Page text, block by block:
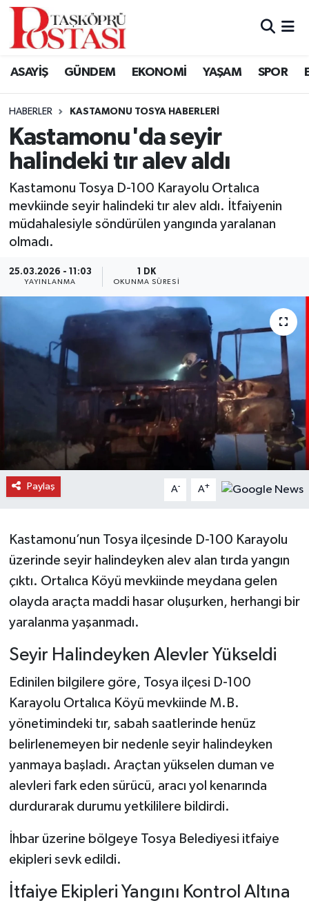
ASAYİŞ GÜNDEM EKONOMİ YAŞAM SPOR
HABERLER KASTAMONU TOSYA HABERLERI
Kastamonu'da seyir
halindeki tır alev aldı
Kastamonu Tosya D-100 Karayolu Ortalıca
mevkiinde seyir halindeki tır alev aldı. İtfaiyenin
müdahalesiyle söndürülen yangında yaralanan
olmadı.
25.03.2026 - 11:03
YAYINLANMA
1 DK
OKUNMA SÜRESI
Paylaş A- A+
Kastamonu’nun Tosya ilçesinde D-100 Karayolu
üzerinde seyir halindeyken alev alan tırda yangın
çıktı. Ortalıca Köyü mevkiinde meydana gelen
olayda araçta maddi hasar oluşurken, herhangi bir
yaralanma yaşanmadı.
Seyir Halindeyken Alevler Yükseldi
Edinilen bilgilere göre, Tosya ilçesi D-100
Karayolu Ortalıca Köyü mevkiinde M.B.
yönetimindeki tır, sabah saatlerinde henüz
belirlenemeyen bir nedenle seyir halindeyken
yanmaya başladı. Araçtan yükselen duman ve
alevleri fark eden sürücü, aracı yol kenarında
durdurarak durumu yetkililere bildirdi.
İhbar üzerine bölgeye Tosya Belediyesi itfaiye
ekipleri sevk edildi.
İtfaiye Ekipleri Yangını Kontrol Altına
Kastamonu Vefat Edenler
Araç Haberleri
Azdavay Haberleri
Bozkurt Haberleri
Cide Haberleri
Daday Haberleri
Devrekani Haberleri
Doğanyurt Haberleri
Hanönü Haberleri
İhsangazi Haberleri
Küre Haberleri
Merkez Haberleri
Pınarbaşı Haberleri
Şenpazar Haberleri
Seydiler Haberleri
Taşköprü Haberleri
Tosya Haberleri
Karadeniz Haberleri
Teknoloji Haberleri
Siyaset Haberleri